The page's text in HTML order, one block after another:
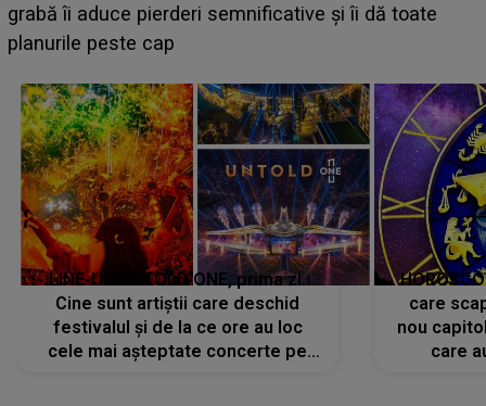
suedeză a ajuns deja în România și s-a filmat din
camera de hotel
LINE-UP UNTOLD ONE, prima zi.
Cine sunt artiștii care deschid
festivalul și de la ce ore au loc
cele mai așteptate concerte pe
care
nou
care